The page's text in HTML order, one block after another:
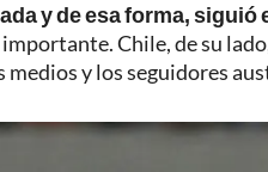
y de esa forma,
Chile, de su
medios y los seguidores